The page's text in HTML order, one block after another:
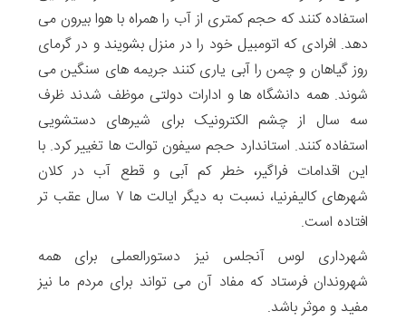
استفاده کنند که حجم کمتری از آب را همراه با هوا بیرون می
دهد. افرادی که اتومبیل خود را در منزل بشویند و در گرمای
روز گیاهان و چمن را آبی یاری کنند جریمه های سنگین می
شوند. همه دانشگاه ها و ادارات دولتی موظف شدند ظرف
سه سال از چشم الکترونیک برای شیرهای دستشویی
استفاده کنند. استاندارد حجم سیفون توالت ها تغییر کرد. با
این اقدامات فراگیر، خطر کم آبی و قطع آب در کلان
شهرهای کالیفرنیا، نسبت به دیگر ایالت ها ۷ سال عقب تر
افتاده است.
شهرداری لوس آنجلس نیز دستورالعملی برای همه
شهروندان فرستاد که مفاد آن می تواند برای مردم ما نیز
مفید و موثر باشد.